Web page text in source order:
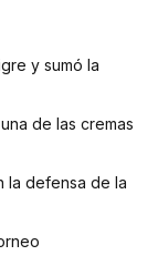
y sumó la
de las cremas
la defensa de la